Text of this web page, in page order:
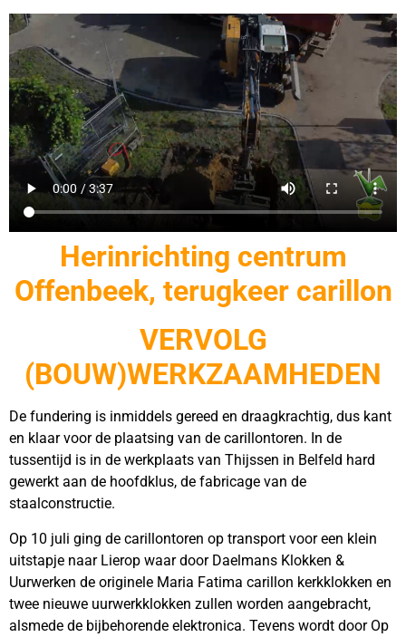
Herinrichting centrum
Offenbeek, terugkeer carillon
VERVOLG
(BOUW)WERKZAAMHEDEN
De fundering is inmiddels gereed en draagkrachtig, dus kant
en klaar voor de plaatsing van de carillontoren. In de
tussentijd is in de werkplaats van Thijssen in Belfeld hard
gewerkt aan de hoofdklus, de fabricage van de
staalconstructie.
Op 10 juli ging de carillontoren op transport voor een klein
uitstapje naar Lierop waar door Daelmans Klokken &
Uurwerken de originele Maria Fatima carillon kerkklokken en
twee nieuwe uurwerkklokken zullen worden aangebracht,
alsmede de bijbehorende elektronica. Tevens wordt door Op